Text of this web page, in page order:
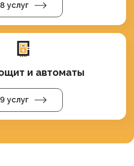
8 услуг
и автоматы
9 услуг